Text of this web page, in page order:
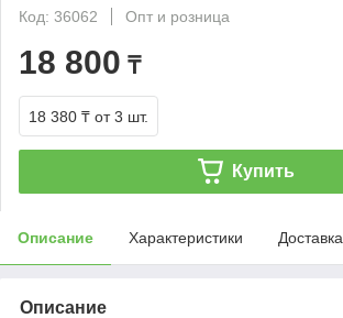
Код: 36062
Опт и розница
18 800 ₸
18 380 ₸ от 3 шт.
Купить
Описание Характеристики Доставка
Описание